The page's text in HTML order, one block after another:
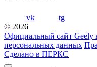
vk
tg
© 2026
Официальный сайт Geely
персональных данных
Сделано в ПЕРКС